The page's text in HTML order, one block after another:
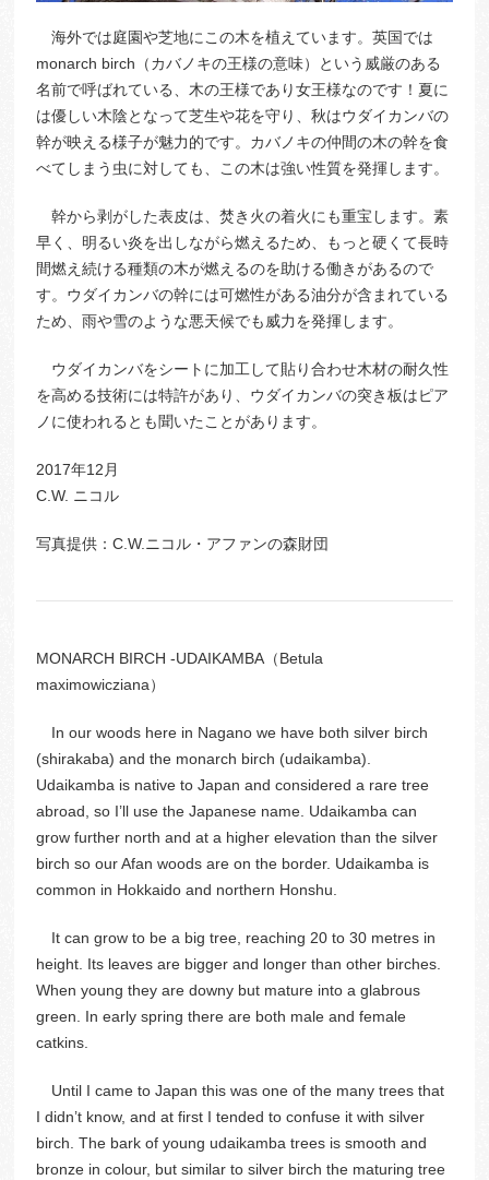
海外では庭園や芝地にこの木を植えています。英国では
monarch birch（カバノキの王様の意味）という威厳のある
名前で呼ばれている、木の王様であり女王様なのです！夏に
は優しい木陰となって芝生や花を守り、秋はウダイカンバの
幹が映える様子が魅力的です。カバノキの仲間の木の幹を食
べてしまう虫に対しても、この木は強い性質を発揮します。
幹から剥がした表皮は、焚き火の着火にも重宝します。素
早く、明るい炎を出しながら燃えるため、もっと硬くて長時
間燃え続ける種類の木が燃えるのを助ける働きがあるので
す。ウダイカンバの幹には可燃性がある油分が含まれている
ため、雨や雪のような悪天候でも威力を発揮します。
ウダイカンバをシートに加工して貼り合わせ木材の耐久性
を高める技術には特許があり、ウダイカンバの突き板はピア
ノに使われるとも聞いたことがあります。
2017年12月
C.W. ニコル
写真提供：C.W.ニコル・アファンの森財団
MONARCH BIRCH -UDAIKAMBA（Betula
maximowicziana）
In our woods here in Nagano we have both silver birch
(shirakaba) and the monarch birch (udaikamba).
Udaikamba is native to Japan and considered a rare tree
abroad, so I’ll use the Japanese name. Udaikamba can
grow further north and at a higher elevation than the silver
birch so our Afan woods are on the border. Udaikamba is
common in Hokkaido and northern Honshu.
It can grow to be a big tree, reaching 20 to 30 metres in
height. Its leaves are bigger and longer than other birches.
When young they are downy but mature into a glabrous
green. In early spring there are both male and female
catkins.
Until I came to Japan this was one of the many trees that
I didn’t know, and at first I tended to confuse it with silver
birch. The bark of young udaikamba trees is smooth and
bronze in colour, but similar to silver birch the maturing tree